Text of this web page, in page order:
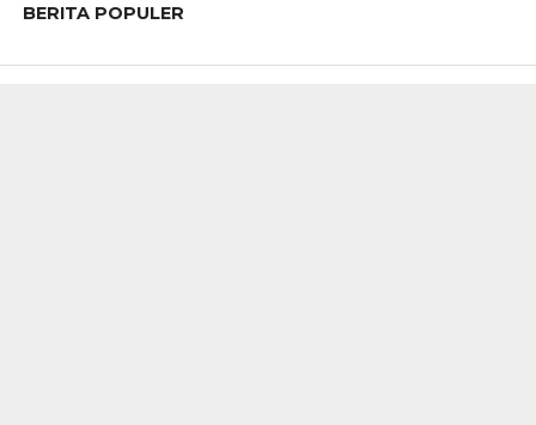
BERITA POPULER